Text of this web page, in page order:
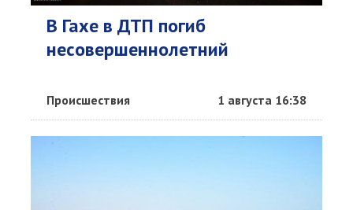
В Гахе в ДТП погиб
несовершеннолетний
Происшествия 1 августа 16:38